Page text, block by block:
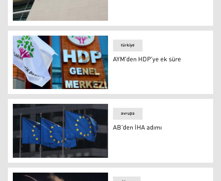
AYM’den HDP'ye 30 gün süre
HDP
türkiye
AYM'den HDP'ye ek süre
AB'den İHA adımı
avrupa
AB'den İHA adımı